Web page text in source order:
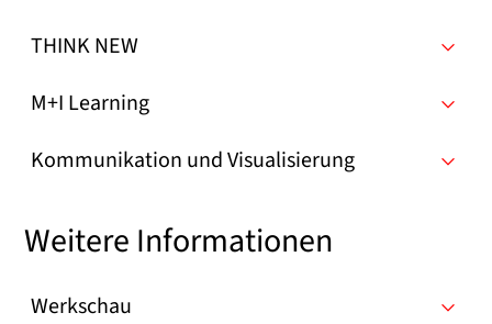
THINK NEW
M+I Learning
Kommunikation und Visualisierung
Weitere Informationen
Werkschau